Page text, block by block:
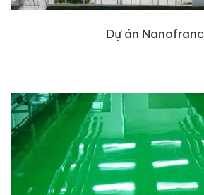
Dự án